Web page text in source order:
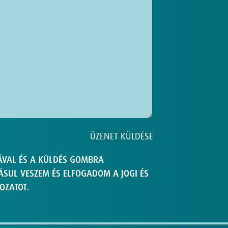
ÉS A KÜLDÉS GOMBRA
VESZEM ÉS ELFOGADOM A JOGI ÉS